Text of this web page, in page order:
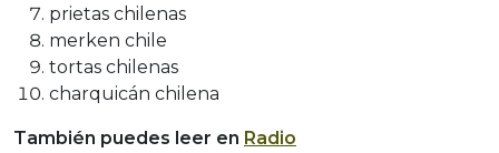
prietas chilenas
merken chile
tortas chilenas
charquicán chilena
También puedes leer en Radio